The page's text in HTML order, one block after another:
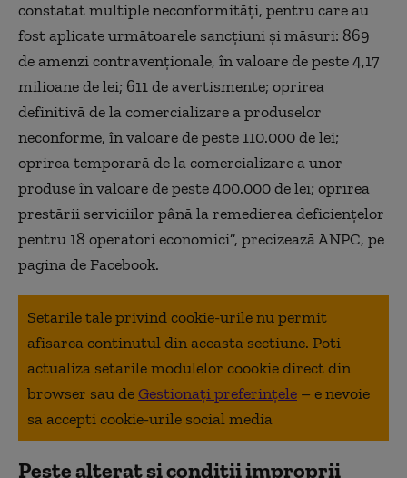
constatat multiple neconformităţi, pentru care au
fost aplicate următoarele sancţiuni şi măsuri: 869
de amenzi contravenţionale, în valoare de peste 4,17
milioane de lei; 611 de avertismente; oprirea
definitivă de la comercializare a produselor
neconforme, în valoare de peste 110.000 de lei;
oprirea temporară de la comercializare a unor
produse în valoare de peste 400.000 de lei; oprirea
prestării serviciilor până la remedierea deficienţelor
pentru 18 operatori economici”, precizează ANPC, pe
pagina de Facebook.
Setarile tale privind cookie-urile nu permit
afisarea continutul din aceasta sectiune. Poti
actualiza setarile modulelor coookie direct din
browser sau deGestionați preferințele – e nevoie
sa accepti cookie-urile social media
Peşte alterat şi condiţii improprii